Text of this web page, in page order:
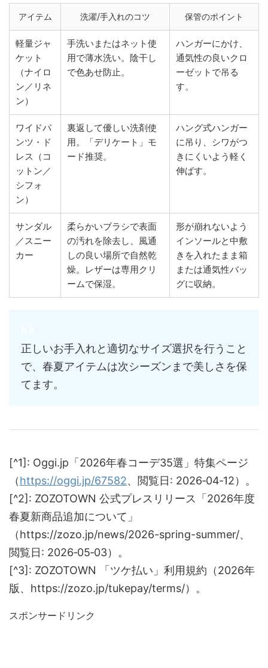
アイテム 洗濯/手入れのコツ 保管のポイント
軽量ジャ
ケット
（ナイロ
ン／リネ
ン）
手洗いまたはネット使
用で薄水洗い。陰干し
で色あせ防止。
ハンガーにかけ、
通気性の良いクロ
ーゼットで吊る
す。
ワイドパ
ンツ・ド
レス（コ
ットン／
シフォ
ン）
裏返して優しい洗剤使
用。「デリケート」モ
ード推奨。
ハング式ハンガー
に吊り、シワがつ
きにくいよう軽く
伸ばす。
サンダル
／スニー
カー
柔らかいブラシで表面
の汚れを除去し、風通
しの良い場所で自然乾
燥。レザーは専用クリ
ームで保湿。
形が崩れないよう
インソールと中敷
きを入れたまま箱
または通気性バッ
グに収納。
正しいお手入れと適切なサイズ選択を行うこと
で、春夏アイテムは次シーズンまで美しさを保
てます。
[^1]: Oggi.jp「2026年春コーデ35選」特集ページ
（https://oggi.jp/67582、閲覧日: 2026‑04‑12）。
[^2]: ZOZOTOWN 公式プレスリリース「2026年度
春夏新商品追加について」
（https://zozo.jp/news/2026-spring-summer/、
閲覧日: 2026‑05‑03）。
[^3]: ZOZOTOWN 「ツケ払い」利用規約（2026年
版、https://zozo.jp/tukepay/terms/）。
スポンサードリンク